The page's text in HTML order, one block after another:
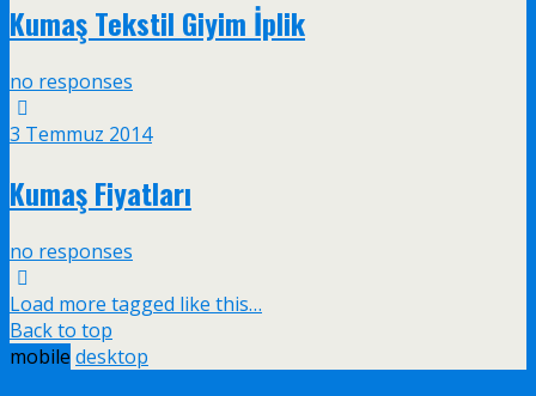
Kumaş Tekstil Giyim İplik
no responses
3 Temmuz 2014
Kumaş Fiyatları
no responses
Load more tagged like this…
Back to top
mobile desktop